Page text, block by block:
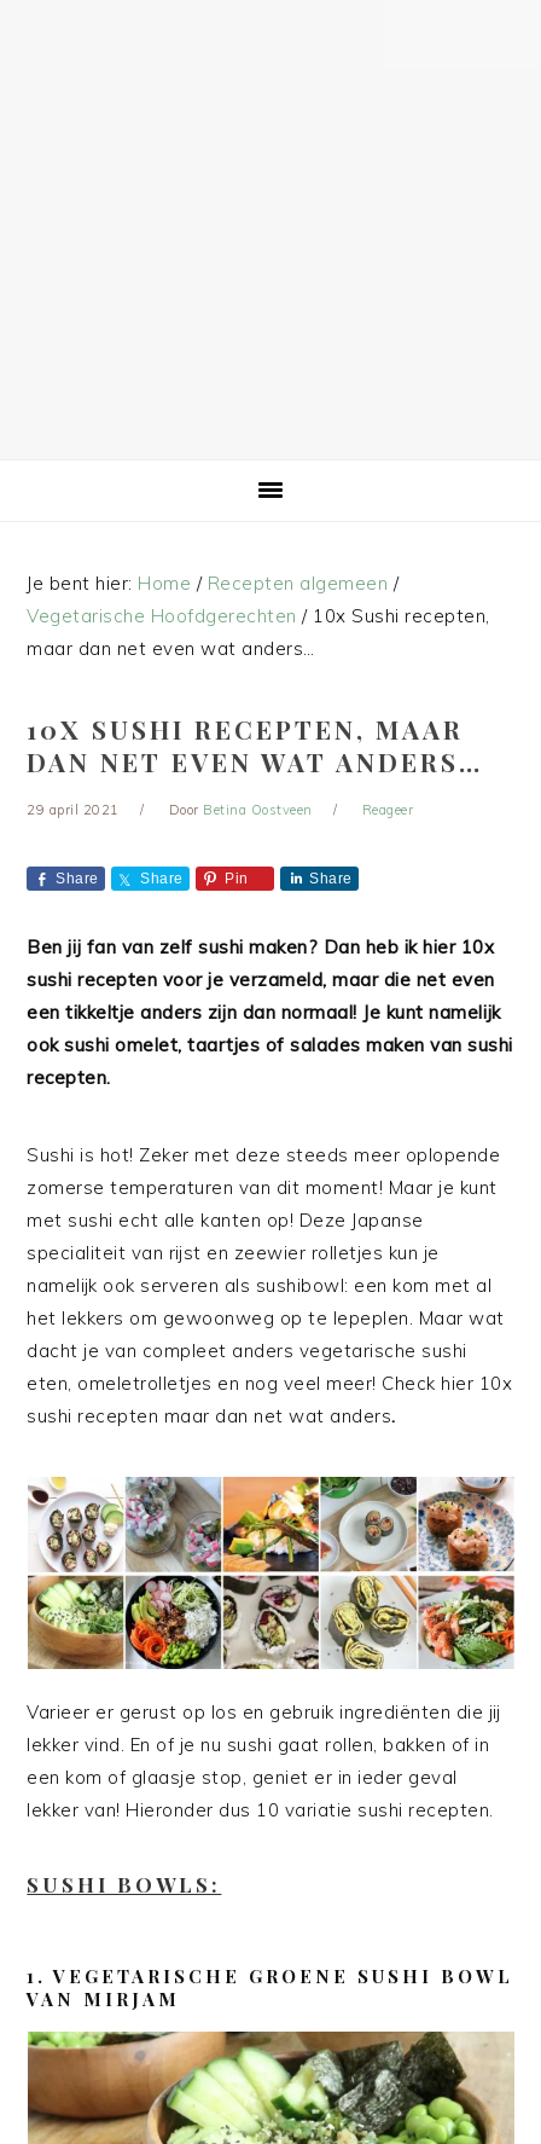
Je bent hier: Home / Recepten algemeen /
Vegetarische Hoofdgerechten /10x Sushi recepten,
maar dan net even wat anders…
10X SUSHI RECEPTEN, MAAR
DAN NET EVEN WAT ANDERS…
29 april 2021 Door Betina Oostveen Reageer
Share Share Pin Share
Ben jij fan van zelf sushi maken? Dan heb ik hier 10x
sushi recepten voor je verzameld, maar die net even
een tikkeltje anders zijn dan normaal! Je kunt namelijk
ook sushi omelet, taartjes of salades maken van sushi
recepten.
Sushi is hot! Zeker met deze steeds meer oplopende
zomerse temperaturen van dit moment! Maar je kunt
met sushi echt alle kanten op! Deze Japanse
specialiteit van rijst en zeewier rolletjes kun je
namelijk ook serveren als sushibowl: een kom met al
het lekkers om gewoonweg op te lepeplen. Maar wat
dacht je van compleet anders vegetarische sushi
eten, omeletrolletjes en nog veel meer! Check hier 10x
sushi recepten maar dan net wat anders.
Varieer er gerust op los en gebruik ingrediënten die jij
lekker vind. En of je nu sushi gaat rollen, bakken of in
een kom of glaasje stop, geniet er in ieder geval
lekker van! Hieronder dus 10 variatie sushi recepten.
SUSHI BOWLS:
1. VEGETARISCHE GROENE SUSHI BOWL
VAN MIRJAM